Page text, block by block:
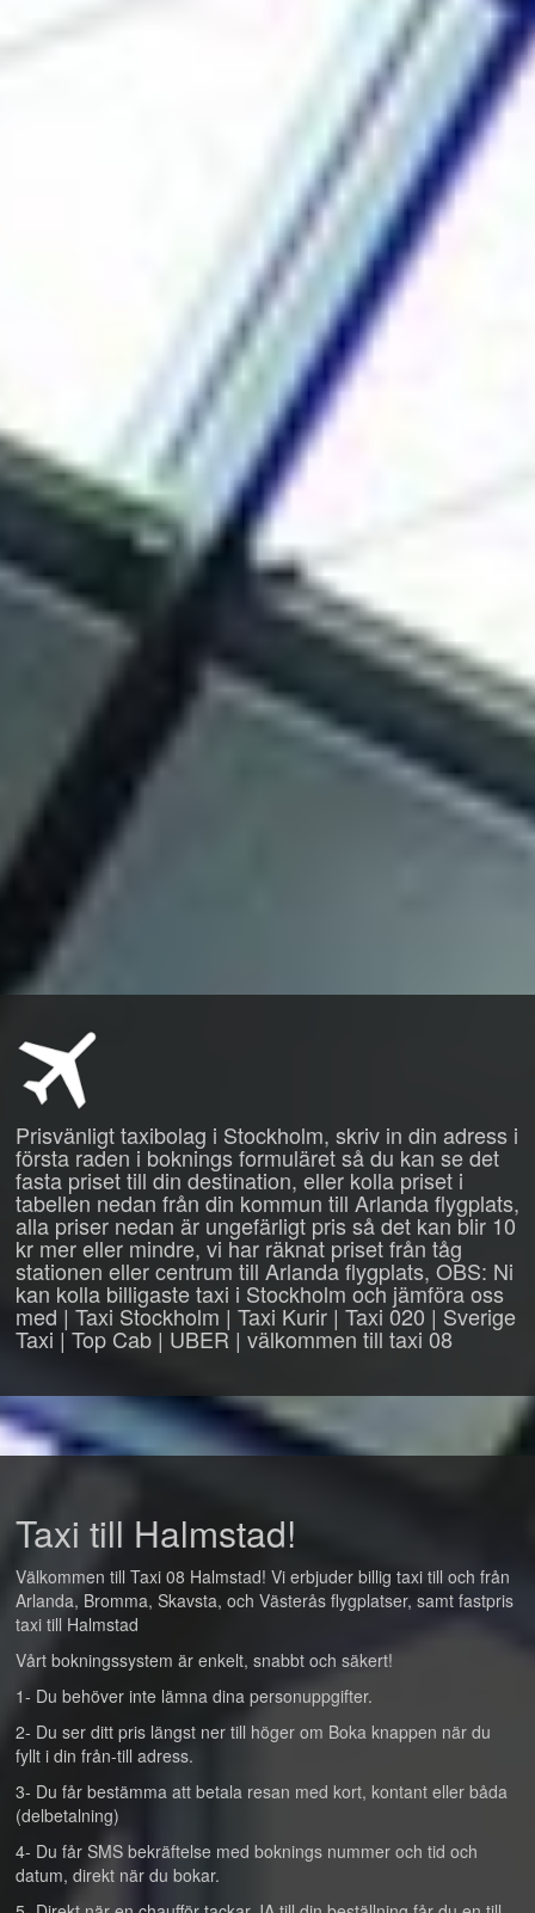
Prisvänligt taxibolag i Stockholm, skriv in din adress i
första raden i boknings formuläret så du kan se det
fasta priset till din destination, eller kolla priset i
tabellen nedan från din kommun till Arlanda flygplats,
alla priser nedan är ungefärligt pris så det kan blir 10
kr mer eller mindre, vi har räknat priset från tåg
stationen eller centrum till Arlanda flygplats, OBS: Ni
kan kolla billigaste taxi i Stockholm och jämföra oss
med | Taxi Stockholm | Taxi Kurir | Taxi 020 | Sverige
Taxi | Top Cab | UBER | välkommen till taxi 08
Taxi till Halmstad!
Välkommen till Taxi 08 Halmstad! Vi erbjuder billig taxi till och från
Arlanda, Bromma, Skavsta, och Västerås flygplatser, samt fastpris
taxi till Halmstad
Vårt bokningssystem är enkelt, snabbt och säkert!
1- Du behöver inte lämna dina personuppgifter.
2- Du ser ditt pris längst ner till höger om Boka knappen när du
fyllt i din från-till adress.
3- Du får bestämma att betala resan med kort, kontant eller båda
(delbetalning)
4- Du får SMS bekräftelse med boknings nummer och tid och
datum, direkt när du bokar.